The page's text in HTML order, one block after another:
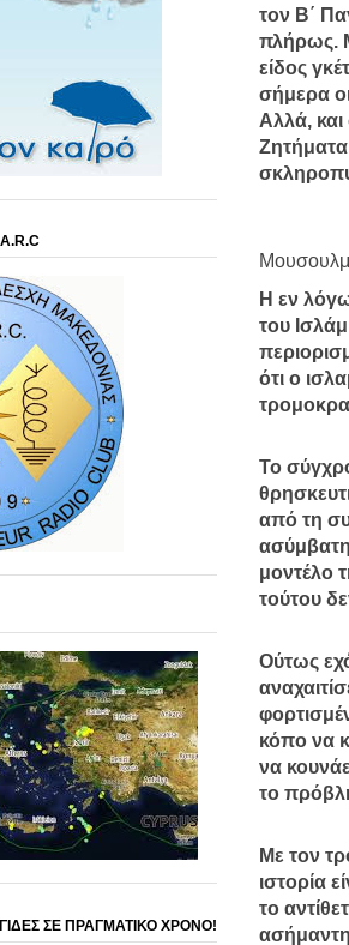
τον Β΄
πλήρως.
είδος
σήμερα
Αλλά,
Η εν
του
ότι ο
Το
από τη
ασύμβατη
μοντέλο
τούτου
Ούτως
κόπο να
να
το
Με τον
ιστορία
το
ασήμαντη
ΣΕ ΠΡΑΓΜΑΤΙΚΟ ΧΡΟΝΟ!